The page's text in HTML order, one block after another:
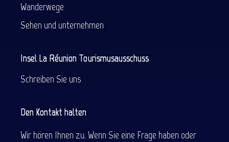
Wanderwege
Sehen und unternehmen
Insel La Réunion Tourismusausschuss
Schreiben Sie uns
Den Kontakt halten
Wir hören Ihnen zu. Wenn Sie eine Frage haben oder